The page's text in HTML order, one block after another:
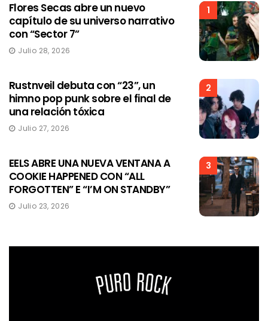
1
Flores Secas abre un nuevo
capítulo de su universo narrativo
con “Sector 7”
Julio 28, 2026
2
Rustnveil debuta con “23”, un
himno pop punk sobre el final de
una relación tóxica
Julio 27, 2026
3
EELS ABRE UNA NUEVA VENTANA A
COOKIE HAPPENED CON “ALL
FORGOTTEN” E “I’M ON STANDBY”
Julio 23, 2026